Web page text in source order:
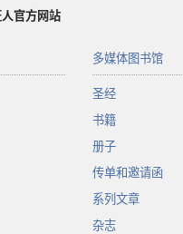
官方网站
多媒体图书馆
圣经
书籍
册子
传单和邀请函
系列文章
杂志